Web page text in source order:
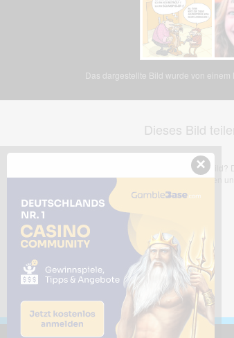
Das dargestellte Bild wurde von
Dieses Bild
Dir gefällt dieses Bild?
mit deinen Freunden
×